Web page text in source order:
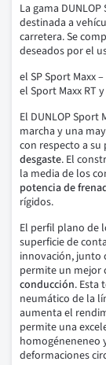
La gama
destinada a
carretera.Se
deseados por el
el SP Sport Maxx
el Sport Maxx RT
El DUNLOP Sport
marcha y una
con respecto a
desgaste. El
la media de los
potencia de
rígidos.
El perfil plano de
superficie de
innovación, junto
permite un mejor
conducción. Esta
neumático de la
aumenta el
permite una
homogéneneneo
deformaciones